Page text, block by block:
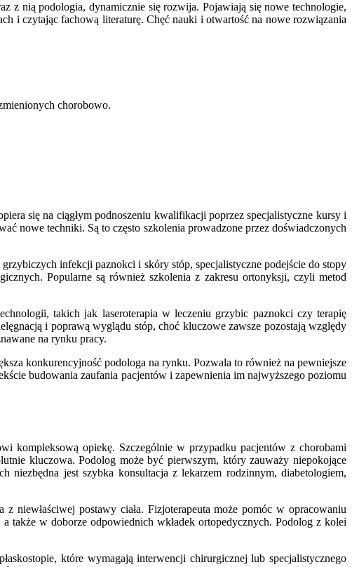
z nią podologia, dynamicznie się rozwija. Pojawiają się nowe technologie,
i czytając fachową literaturę. Chęć nauki i otwartość na nowe rozwiązania
chorobowo.
się na ciągłym podnoszeniu kwalifikacji poprzez specjalistyczne kursy i
nowe techniki. Są to często szkolenia prowadzone przez doświadczonych
infekcji paznokci i skóry stóp, specjalistyczne podejście do stopy
Popularne są również szkolenia z zakresu ortonyksji, czyli metod
takich jak laseroterapia w leczeniu grzybic paznokci czy terapię
i poprawą wyglądu stóp, choć kluczowe zawsze pozostają względy
na rynku pracy.
konkurencyjność podologa na rynku. Pozwala to również na pewniejsze
budowania zaufania pacjentów i zapewnienia im najwyższego poziomu
kompleksową opiekę. Szczególnie w przypadku pacjentów z chorobami
kluczowa. Podolog może być pierwszym, który zauważy niepokojące
jest szybka konsultacja z lekarzem rodzinnym, diabetologiem,
niewłaściwej postawy ciała. Fizjoterapeuta może pomóc w opracowaniu
także w doborze odpowiednich wkładek ortopedycznych. Podolog z kolei
które wymagają interwencji chirurgicznej lub specjalistycznego